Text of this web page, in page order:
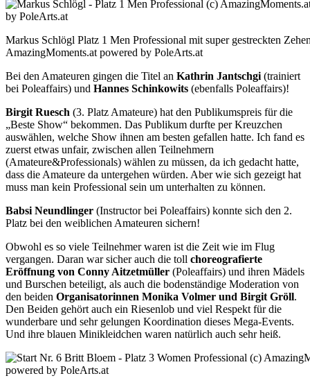
Markus Schlögl Platz 1 Men Professional mit super gestreckten
AmazingMoments.at powered by PoleArts.at
Bei den Amateuren gingen die Titel an Kathrin Jantschgi (trainiert
bei Poleaffairs) und Hannes Schinkowits (ebenfalls Poleaffairs)!
Birgit Ruesch (3. Platz Amateure) hat den Publikumspreis für die
„Beste Show“ bekommen. Das Publikum durfte per Kreuzchen
auswählen, welche Show ihnen am besten gefallen hatte. Ich fand es
zuerst etwas unfair, zwischen allen Teilnehmern
(Amateure&Professionals) wählen zu müssen, da ich gedacht hatte,
dass die Amateure da untergehen würden. Aber wie sich gezeigt hat
muss man kein Professional sein um unterhalten zu können.
Babsi Neundlinger (Instructor bei Poleaffairs) konnte sich den 2.
Platz bei den weiblichen Amateuren sichern!
Obwohl es so viele Teilnehmer waren ist die Zeit wie im Flug
vergangen. Daran war sicher auch die toll choreografierte
Eröffnung von Conny Aitzetmüller (Poleaffairs) und ihren Mädels
und Burschen beteiligt, als auch die bodenständige Moderation von
den beiden Organisatorinnen Monika Volmer und Birgit Gröll.
Den Beiden gehört auch ein Riesenlob und viel Respekt für die
wunderbare und sehr gelungen Koordination dieses Mega-Events.
Und ihre blauen Minikleidchen waren natürlich auch sehr heiß.